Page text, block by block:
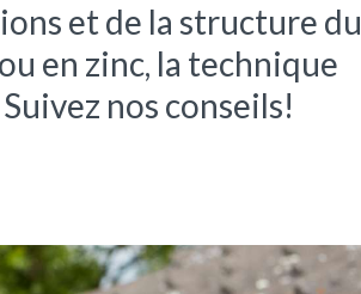
et de la structure du
en zinc, la technique
nos conseils!